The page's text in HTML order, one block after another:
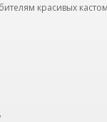
красивых